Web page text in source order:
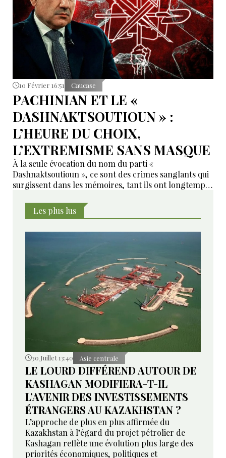
10 Février 16:51 Caucase
PACHINIAN ET LE «
DASHNAKTSOUTIOUN » :
L’HEURE DU CHOIX,
L’EXTREMISME SANS MASQUE
À la seule évocation du nom du parti «
Dashnaktsoutioun », ce sont des crimes sanglants qui
surgissent dans les mémoires, tant ils ont longtemps
Les plus lus
30 Juillet 13:40 Asie centrale
LE LOURD DIFFÉREND AUTOUR DE
KASHAGAN MODIFIERA-T-IL
L’AVENIR DES INVESTISSEMENTS
ÉTRANGERS AU KAZAKHSTAN ?
L’approche de plus en plus affirmée du
Kazakhstan à l’égard du projet pétrolier de
Kashagan reflète une évolution plus large des
priorités économiques, politiques et